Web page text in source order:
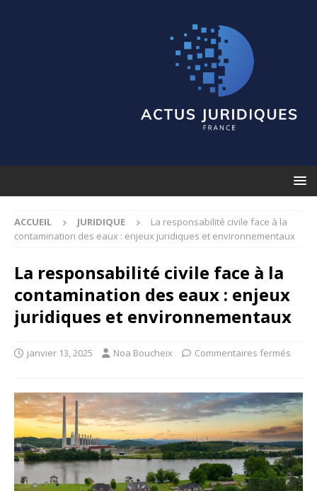
ACCUEIL JURIDIQUE
La responsabilité civile face à la
contamination des eaux : enjeux juridiques et environnementaux
La responsabilité civile face à la
contamination des eaux : enjeux
juridiques et environnementaux
janvier 13, 2025 Noa Boucheix Commentaires fermés